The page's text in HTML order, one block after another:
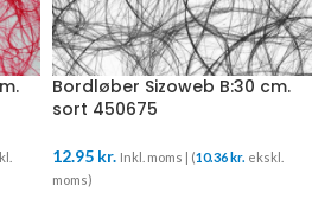
Bordløber Sizoweb B:30 cm.
sort 450675
12.95 kr. Inkl. moms | (10.36 kr. ekskl.
moms)